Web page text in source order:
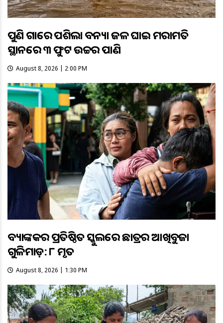
ପୁଣି ଗାଁରେ ପଶିଲା ବନ୍ୟା ଜଳ ଘାଇ ମରାମତି
ସ୍ଥାନରେ ୩ ଫୁଟ ଉଚ୍ଚର ପାଣି
August 8, 2026 | 2:00 PM
ବ୍ୟାଙ୍କକର ପ୍ରତିଷ୍ଠିତ ସ୍କୁଲରେ ଛାତ୍ରର ଆଖିବୁଜା
ଗୁଳିମାଡ଼: ୮ ମୃତ
August 8, 2026 | 1:30 PM